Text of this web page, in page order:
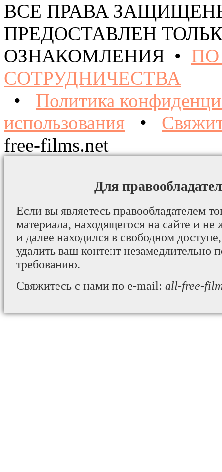
ВСЕ ПРАВА
ПРЕДОСТАВЛЕН
ОЗНАКОМЛЕНИЯ •
СОТРУДНИЧЕСТВА
• Политика
использования •
free-films.net
Для
Если вы являетесь правообладателем
материала, находящегося на сайте и не
и далее находился в свободном
удалить ваш контент незамедлительно
требованию.
Свяжитесь с нами по e-mail: all-free-